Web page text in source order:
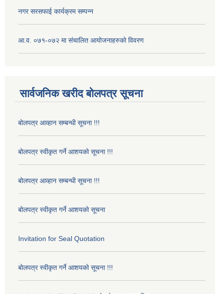
नगर सरसफाई कार्यक्रम सम्पन्न
आ.व. ०७१-०७२ मा संचालित आयोजनाहरुको विवरण
सार्वजनिक खरीद बोलपत्र सूचना
बोलपत्र आव्हान सम्बन्धी सूचना !!!
बोलपत्र स्वीकृत गर्ने आशयको सूचना !!!
बोलपत्र आव्हान सम्बन्धी सूचना !!!
बोलपत्र स्वीकृत गर्ने आशयको सूचना
Invitation for Seal Quotation
बोलपत्र स्वीकृत गर्ने आशयको सूचना !!!